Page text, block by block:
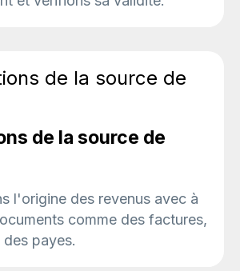
de la source de
l'origine des revenus avec à
comme des factures,
payes.